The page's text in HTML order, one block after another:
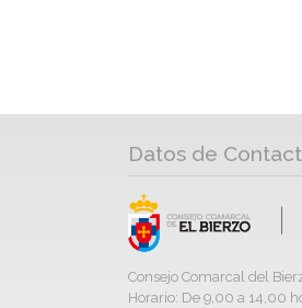
Datos de
Consejo Comarcal del
Horario: De 9,00 a 14,00